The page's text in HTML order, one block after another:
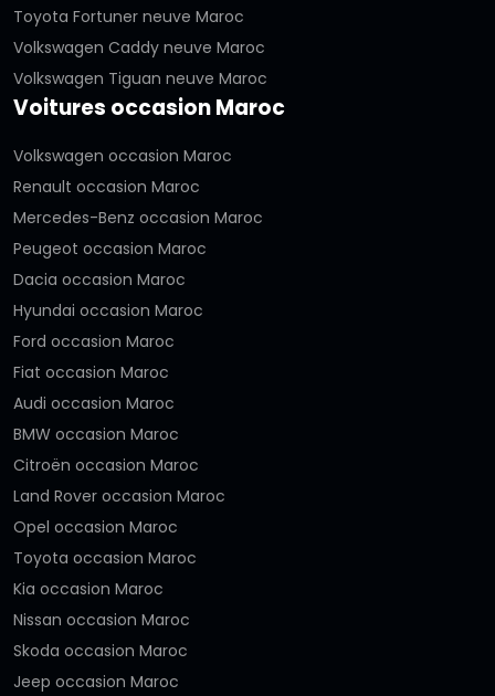
Toyota Fortuner neuve Maroc
Volkswagen Caddy neuve Maroc
Volkswagen Tiguan neuve Maroc
Voitures occasion Maroc
Volkswagen occasion Maroc
Renault occasion Maroc
Mercedes-Benz occasion Maroc
Peugeot occasion Maroc
Dacia occasion Maroc
Hyundai occasion Maroc
Ford occasion Maroc
Fiat occasion Maroc
Audi occasion Maroc
BMW occasion Maroc
Citroën occasion Maroc
Land Rover occasion Maroc
Opel occasion Maroc
Toyota occasion Maroc
Kia occasion Maroc
Nissan occasion Maroc
Skoda occasion Maroc
Jeep occasion Maroc